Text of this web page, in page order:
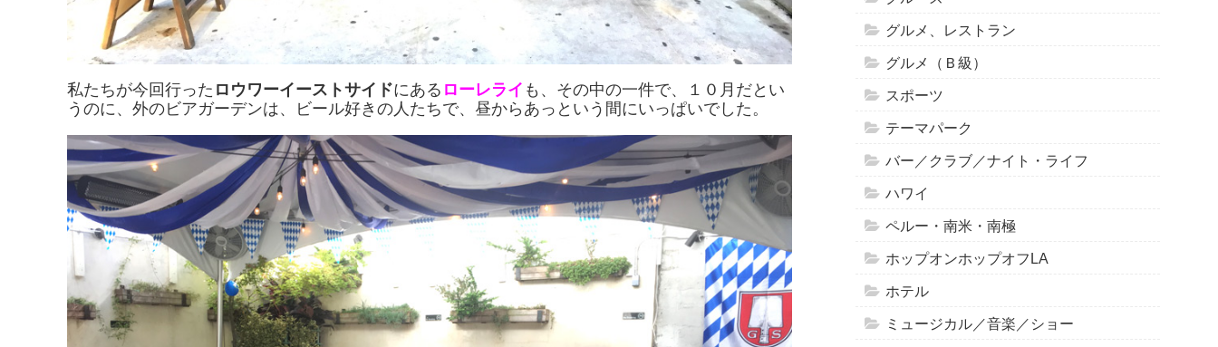
私たちが今回行った ロウワーイーストサイドにある ローレライ も、その中の一件で、１０月だとい
うのに、外のビアガーデンは、ビール好きの人たちで、昼からあっという間にいっぱいでした。
グルメ、レストラン
グルメ（Ｂ級）
スポーツ
テーマパーク
バー／クラブ／ナイト・ライフ
ハワイ
ペルー・南米・南極
ホップオンホップオフLA
ホテル
ミュージカル／音楽／ショー